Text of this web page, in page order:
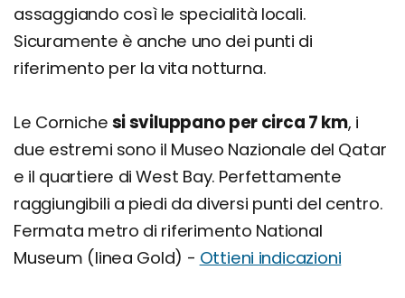
assaggiando così le specialità locali.
Sicuramente è anche uno dei punti di
riferimento per la vita notturna.
Le Corniche si sviluppano per circa 7 km, i
due estremi sono il Museo Nazionale del Qatar
e il quartiere di West Bay. Perfettamente
raggiungibili a piedi da diversi punti del centro.
Fermata metro di riferimento National
Museum (linea Gold) - Ottieni indicazioni